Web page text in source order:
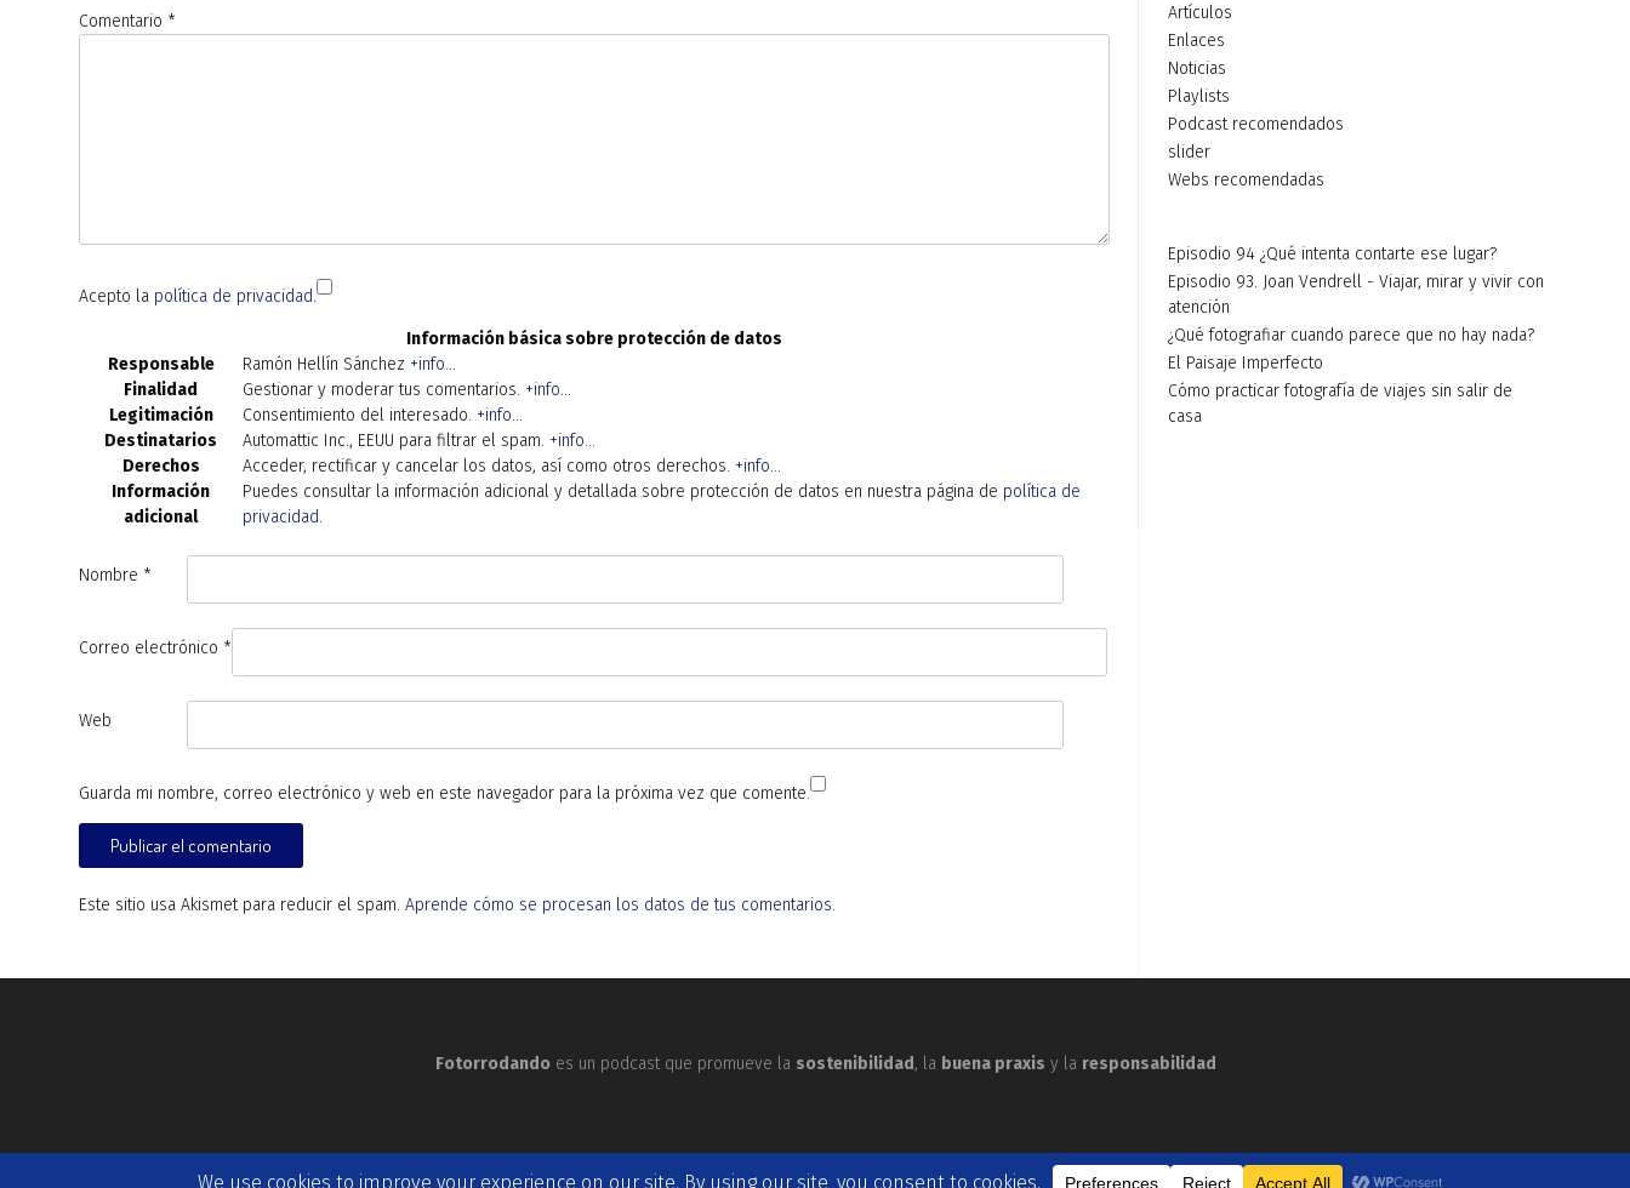
Comentario *
Acepto la política de privacidad.
Información básica sobre protección de datos
Responsable
Ramón Hellín Sánchez +info...
Finalidad
Gestionar y moderar tus comentarios. +info...
Legitimación
Consentimiento del interesado. +info...
Destinatarios
Automattic Inc., EEUU para filtrar el spam. +info...
Derechos
Acceder, rectificar y cancelar los datos, así como otros derechos. +info...
Información
adicional
Puedes consultar la información adicional y detallada sobre protección de datos en nuestra página de política de
privacidad.
Nombre *
Correo electrónico *
Web
Guarda mi nombre, correo electrónico y web en este navegador para la próxima vez que comente.
Este sitio usa Akismet para reducir el spam. Aprende cómo se procesan los datos de tus comentarios.
Artículos
Enlaces
Noticias
Playlists
Podcast recomendados
slider
Webs recomendadas
Episodio 94 ¿Qué intenta contarte ese lugar?
Episodio 93. Joan Vendrell - Viajar, mirar y vivir con
atención
¿Qué fotografiar cuando parece que no hay nada?
El Paisaje Imperfecto
Cómo practicar fotografía de viajes sin salir de
casa
Fotorrodando es un podcast que promueve la sostenibilidad, la buena praxis y la responsabilidad